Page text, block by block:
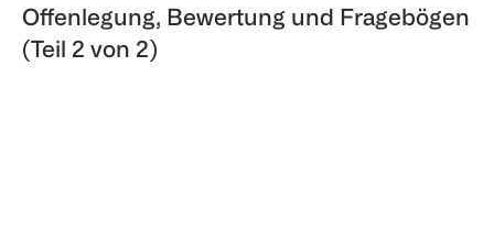
Offenlegung, Bewertung und Fragebögen
(Teil 2 von 2)